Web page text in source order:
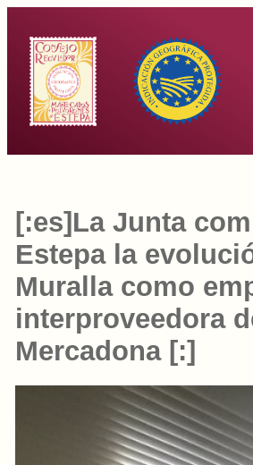
contenido
[:es]La Junta
Estepa la
Muralla como
interproveedora
Mercadona [:]